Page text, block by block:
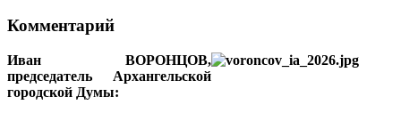
Комментарий
Иван ВОРОНЦОВ,
председатель Архангельской
городской Думы: